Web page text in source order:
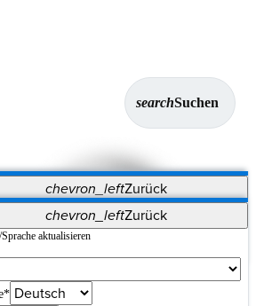
searchSuchen
chevron_leftZurück
Systems OrthoPedia Patient
Portal
Synergy-Bildgebung und -Resektion
chevron_leftZurück
aktualisieren